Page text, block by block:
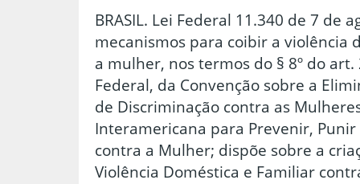
BRASIL. Lei Federal 11.340 de 7 de
mecanismos para coibir a violência
a mulher, nos termos do § 8º do
Federal, da Convenção sobre a
de Discriminação contra as
Interamericana para Prevenir,
contra a Mulher; dispõe sobre a
Violência Doméstica e Familiar